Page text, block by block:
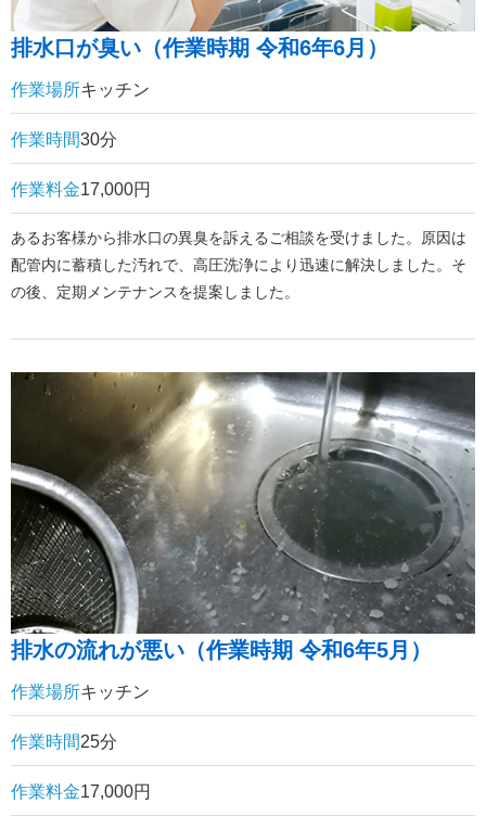
排水口が臭い（作業時期 令和6年6月）
作業場所キッチン
作業時間30分
作業料金17,000円
あるお客様から排水口の異臭を訴えるご相談を受けました。原因は
配管内に蓄積した汚れで、高圧洗浄により迅速に解決しました。そ
の後、定期メンテナンスを提案しました。
排水の流れが悪い（作業時期 令和6年5月）
作業場所キッチン
作業時間25分
作業料金17,000円